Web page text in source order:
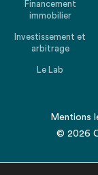
Financement
immobilier
Investissement et
arbitrage
Le Lab
Mentions
© 2026